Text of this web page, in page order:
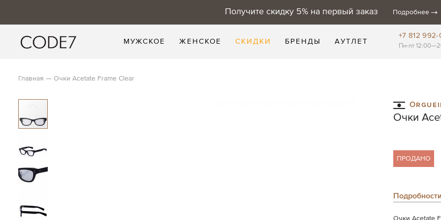
Получите скидку 5% на первый заказ Подробнее
МУЖСКОЕ ЖЕНСКОЕ СКИДКИ БРЕНДЫ АУТЛЕТ
+7 812 992-
Пн-пт
Главная Очки Acetate Frame Clear
the
the
gallery
Orgueil
Очки
ПРОДАНО
Подробности
Очки Acetate